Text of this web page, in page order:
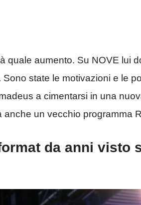
quale aumento. Su NOVE lui
Sono state le motivazioni e le
a cimentarsi in una
un vecchio programma
da anni visto